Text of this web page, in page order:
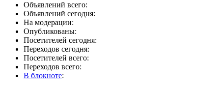
Объявлений всего:
Объявлений сегодня:
На модерации:
Опубликованы:
Посетителей сегодня:
Переходов сегодня:
Посетителей всего:
Переходов всего:
В блокноте: